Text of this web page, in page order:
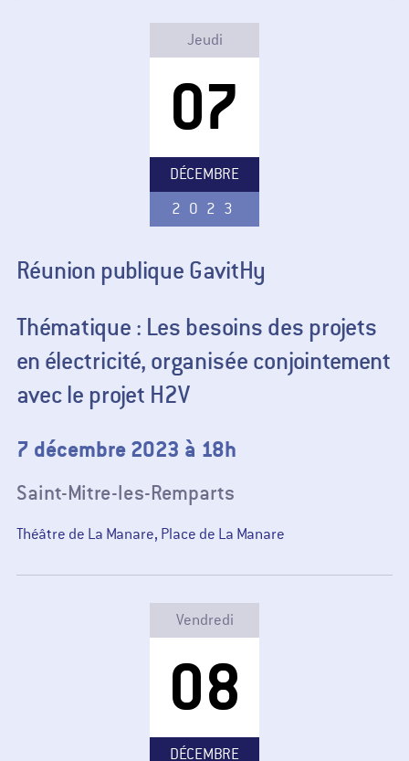
Jeudi
07
DÉCEMBRE
2023
Réunion publique GavitHy
Thématique : Les besoins des projets
en électricité, organisée conjointement
avec le projet H2V
7 décembre 2023 à 18h
Saint-Mitre-les-Remparts
Théâtre de La Manare, Place de La Manare
Vendredi
08
DÉCEMBRE